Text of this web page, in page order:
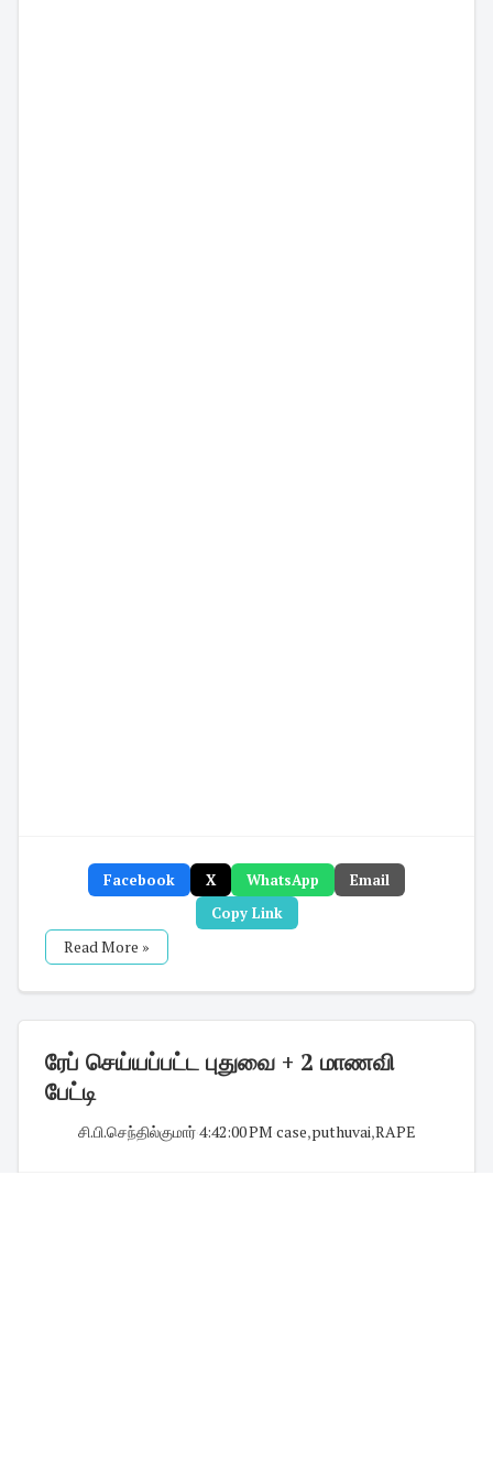
Facebook X WhatsApp
Email
Copy Link
Read More »
ரேப் செய்யப்பட்ட புதுவை + 2 மாணவி
பேட்டி
சி.பி.செந்தில்குமார்·4:42:00 PM case,puthuvai,RAPE